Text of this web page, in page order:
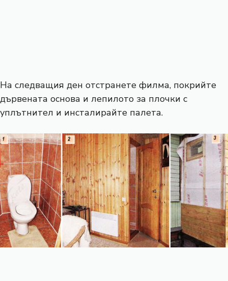
На следващия ден отстранете филма, покрийте
дървената основа и лепилото за плочки с
уплътнител и инсталирайте палета.